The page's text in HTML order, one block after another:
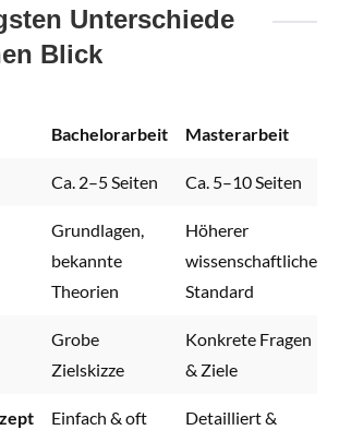
Unterschiede
Blick
Bachelorarbeit Masterarbeit
Ca. 2–5 Seiten Ca. 5–10 Seiten
Grundlagen,
bekannte
Theorien
Höherer
wissenschaftlicher
Standard
Grobe
Zielskizze
Konkrete Fragen
& Ziele
Einfach & oft
Detailliert &